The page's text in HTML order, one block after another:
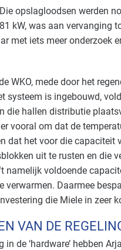
opslagloodsen werden
kW, was aan vervanging
met iets meer onderzoek
WKO, mede door het
systeem is ingebouwd,
die hallen distributie
vooral om dat de
dat het voor die
uit te rusten en die
namelijk voldoende
verwarmen. Daarmee
die Miele in zeer
VAN DE
in de ‘hardware’ hebben